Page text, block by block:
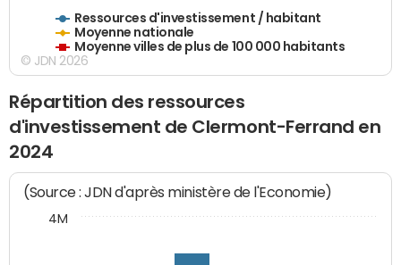
Ressources d'investissement / habitant
Moyenne nationale
Moyenne villes de plus de 100 000 habitants
© JDN 2026
Répartition des ressources
d'investissement de Clermont-Ferrand en
2024
(Source : JDN d'après ministère de l'Economie)
4M